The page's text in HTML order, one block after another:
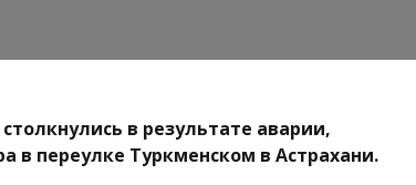
в результате аварии,
в переулке Туркменском в Астрахани.